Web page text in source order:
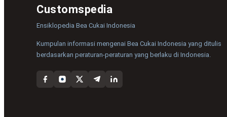
Customspedia
Ensiklopedia Bea Cukai Indonesia
Kumpulan informasi mengenai Bea Cukai Indonesia yang ditulis
berdasarkan peraturan-peraturan yang berlaku di Indonesia.